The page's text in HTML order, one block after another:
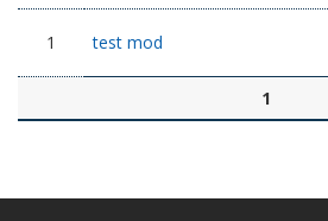
1 test mod
1